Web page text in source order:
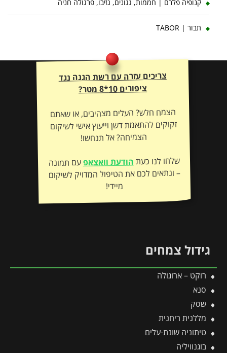
קנופיה פלרם | חממות, גגונים, גזיבו, פרגולה חניה
תבור | TABOR
צריכים עזרה עם רשת הגנה נגד
ציפורים 10*8 מטר?
הצמח חלש? העלים מצהיבים, או שאתם
זקוקים להתאמת דשן וייעוץ אישי לשיקום
הצמיחה? אל תנחשו!
שלחו לנו כעתהודעת וואצאפעם תמונה
– ונתאים לכם את הטיפול המדויק לשיקום
מיידי!
גידול צמחים
רוקט – ארוגולה
סנא
שסק
מללנית ריחנית
טיתוניה שונת-עלים
בוגנוויליה